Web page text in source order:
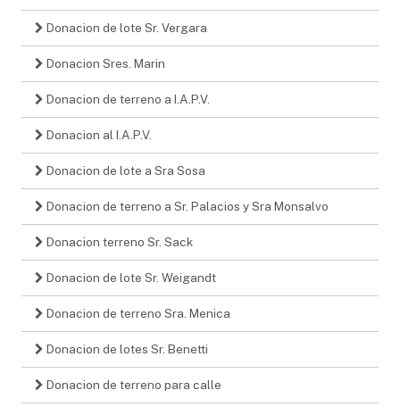
Donacion de lote Sr. Vergara
Donacion Sres. Marin
Donacion de terreno a I.A.P.V.
Donacion al I.A.P.V.
Donacion de lote a Sra Sosa
Donacion de terreno a Sr. Palacios y Sra Monsalvo
Donacion terreno Sr. Sack
Donacion de lote Sr. Weigandt
Donacion de terreno Sra. Menica
Donacion de lotes Sr. Benetti
Donacion de terreno para calle